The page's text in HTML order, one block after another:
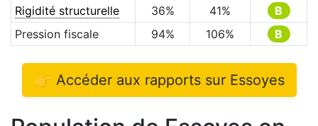
Rigidité structurelle
36% 41%
B
Pression fiscale
94% 106% B
👉 Accéder aux rapports sur Essoyes